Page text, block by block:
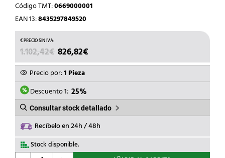
Código TMT:0669000001
EAN 13:8435297849520
1.102,42€ EL
PRECIO
ORIGINAL
ERA:
1.102,42€.
826,82€
PRECIO
ES:
Precio por:1 Pieza
Descuento 1: 25%
Consultar stock detallado
Recíbelo en 24h / 48h
Stock disponible.